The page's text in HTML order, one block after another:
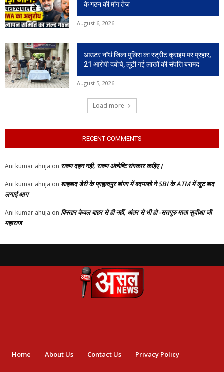
के गठन की मांग तेज
August 6, 2026
आउटर नॉर्थ जिला पुलिस का स्ट्रीट क्राइम पर प्रहार,
21 आरोपी दबोचे, लूटी गई लाखों की संपत्ति बरामद
August 5, 2026
Load more
RECENT COMMENTS
Ani kumar ahuja on रावण दहन नही, रावण अंत्येष्टि संस्कार कहिए।
Ani kumar ahuja on शाहबाद डेरी के प्रह्लादपुर बांगर में बदमाशो ने SBI के ATM में लूट बाद
लगाई आग
Ani kumar ahuja on विस्तार केवल बाहर से ही नहीं, अंतर से भी हो -सतगुरु माता सुदीक्षा जी
महाराज
Home About Us Contact Us Privacy Policy